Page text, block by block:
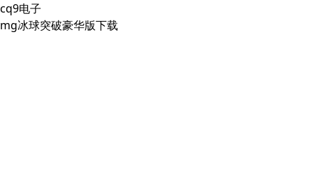
cq9电子
mg冰球突破豪华版下载